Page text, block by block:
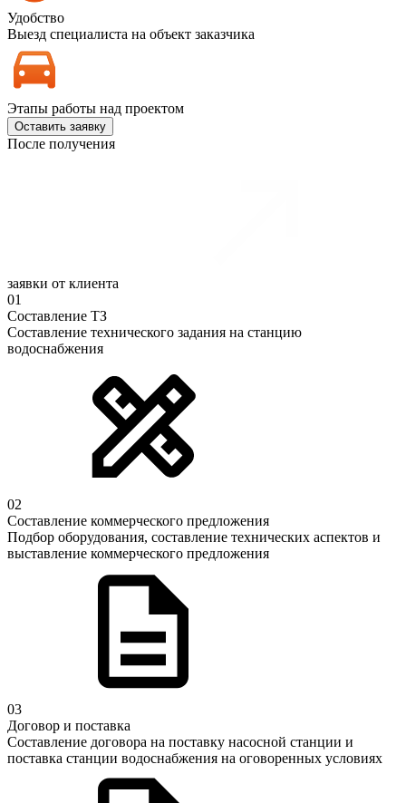
Удобство
Выезд специалиста на объект заказчика
Этапы работы над проектом
Оставить заявку
После получения
заявки от клиента
01
Составление ТЗ
Cоставление технического задания на станцию
водоснабжения
02
Составление коммерческого предложения
Подбор оборудования, составление технических аспектов и
выставление коммерческого предложения
03
Договор и поставка
Составление договора на поставку насосной станции и
поставка станции водоснабжения на оговоренных условиях